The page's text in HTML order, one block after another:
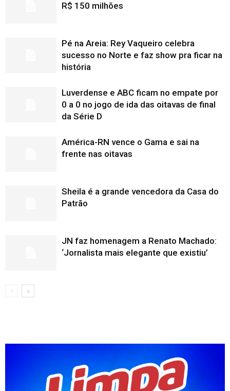
R$ 150 milhões
Pé na Areia: Rey Vaqueiro celebra
sucesso no Norte e faz show pra ficar na
história
Luverdense e ABC ficam no empate por
0 a 0 no jogo de ida das oitavas de final
da Série D
América-RN vence o Gama e sai na
frente nas oitavas
Sheila é a grande vencedora da Casa do
Patrão
JN faz homenagem a Renato Machado:
‘Jornalista mais elegante que existiu’